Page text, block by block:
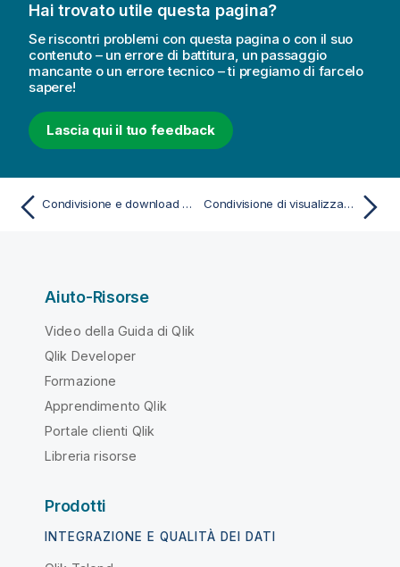
Hai trovato utile questa pagina?
Se riscontri problemi con questa pagina o con il suo
contenuto – un errore di battitura, un passaggio
mancante o un errore tecnico – ti pregiamo di farcelo
sapere!
Lascia qui il tuo feedback
Condivisione e download del contenuto dell'applicazione Condivisione di visualizzazioni
Aiuto-Risorse
Video della Guida di Qlik
Qlik Developer
Formazione
Apprendimento Qlik
Portale clienti Qlik
Libreria risorse
Prodotti
INTEGRAZIONE E QUALITÀ DEI DATI